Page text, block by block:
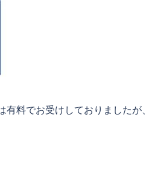
料でお受けしておりましたが、